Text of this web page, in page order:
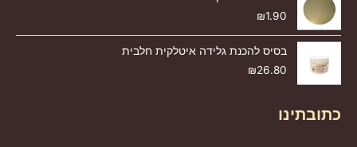
₪1.90
בסיס להכנת גלידה איטלקית חלבית
₪26.80
כתובתינו